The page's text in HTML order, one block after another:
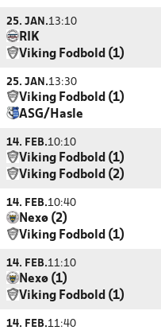
25. JAN.13:10
RIK
Viking Fodbold (1)
25. JAN.13:30
Viking Fodbold (1)
ASG/Hasle
14. FEB.10:10
Viking Fodbold (1)
Viking Fodbold (2)
14. FEB.10:40
Nexø (2)
Viking Fodbold (1)
14. FEB.11:10
Nexø (1)
Viking Fodbold (1)
14. FEB.11:40